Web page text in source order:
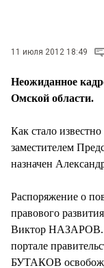
11 июля 2012 18:49
Неожиданное
Омской области.
Как стало
заместителем
назначен
Распоряжение о
правового
Виктор НАЗАРОВ.
портале
БУТАКОВ